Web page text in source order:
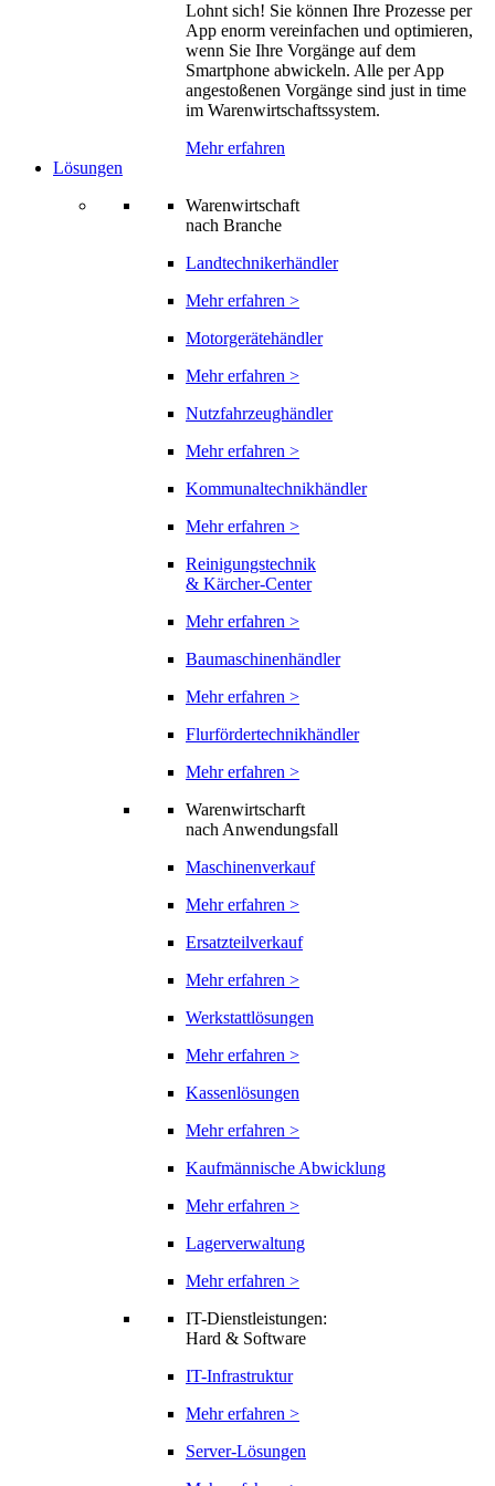
Lohnt sich! Sie können Ihre Prozesse per
App enorm vereinfachen und optimieren,
wenn Sie Ihre Vorgänge auf dem
Smartphone abwickeln. Alle per App
angestoßenen Vorgänge sind just in time
im Warenwirtschaftssystem.
Mehr erfahren
Lösungen
Warenwirtschaft
nach Branche
Landtechnikerhändler
Mehr erfahren >
Motorgerätehändler
Mehr erfahren >
Nutzfahrzeughändler
Mehr erfahren >
Kommunaltechnikhändler
Mehr erfahren >
Reinigungstechnik
& Kärcher-Center
Mehr erfahren >
Baumaschinenhändler
Mehr erfahren >
Flurfördertechnikhändler
Mehr erfahren >
Warenwirtscharft
nach Anwendungsfall
Maschinenverkauf
Mehr erfahren >
Ersatzteilverkauf
Mehr erfahren >
Werkstattlösungen
Mehr erfahren >
Kassenlösungen
Mehr erfahren >
Kaufmännische Abwicklung
Mehr erfahren >
Lagerverwaltung
Mehr erfahren >
IT-Dienstleistungen:
Hard & Software
IT-Infrastruktur
Mehr erfahren >
Server-Lösungen